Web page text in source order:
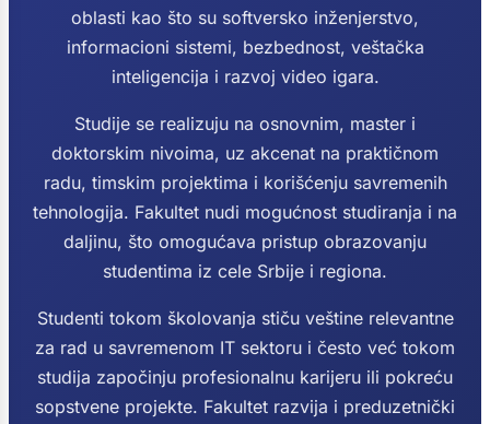
oblasti kao što su softversko inženjerstvo,
informacioni sistemi, bezbednost, veštačka
inteligencija i razvoj video igara.
Studije se realizuju na osnovnim, master i
doktorskim nivoima, uz akcenat na praktičnom
radu, timskim projektima i korišćenju savremenih
tehnologija. Fakultet nudi mogućnost studiranja i na
daljinu, što omogućava pristup obrazovanju
studentima iz cele Srbije i regiona.
Studenti tokom školovanja stiču veštine relevantne
za rad u savremenom IT sektoru i često već tokom
studija započinju profesionalnu karijeru ili pokreću
sopstvene projekte. Fakultet razvija i preduzetnički